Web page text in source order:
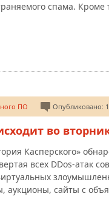
спама. Кроме
ПО Опубликовано:
во
Касперского»
всех DDos-атак
аукционы, сайты с